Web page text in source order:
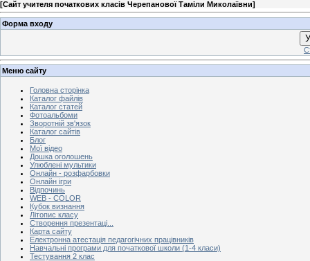
[Сайт учителя початкових класів Черепанової Таміли Миколаївни]
Форма входу
Меню сайту
Головна сторінка
Каталог файлів
Каталог статей
Фотоальбоми
Зворотній зв'язок
Каталог сайтів
Блог
Мої відео
Дошка оголошень
Улюблені мультики
Онлайн - розфарбовки
Онлайн ігри
Відпочинь
WEB - COLOR
Кубок визнання
Літопис класу
Створення презентаці...
Карта сайту
Електронна атестація педагогічних працівників
Навчальні програми для початкової школи (1-4 класи)
Тестування 2 клас